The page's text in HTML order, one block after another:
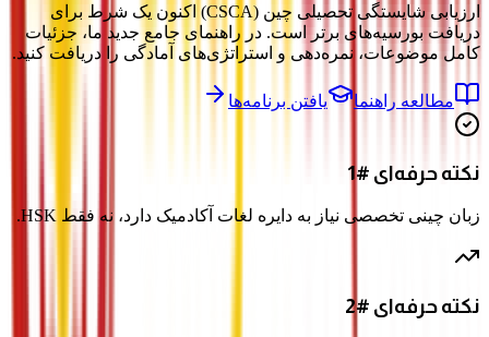
ارزیابی شایستگی تحصیلی چین (CSCA) اکنون یک شرط برای
دریافت بورسیه‌های برتر است. در راهنمای جامع جدید ما، جزئیات
کامل موضوعات، نمره‌دهی و استراتژی‌های آمادگی را دریافت کنید.
مطالعه راهنما یافتن برنامه‌ها
نکته حرفه‌ای #1
زبان چینی تخصصی نیاز به دایره لغات آکادمیک دارد، نه فقط HSK.
نکته حرفه‌ای #2